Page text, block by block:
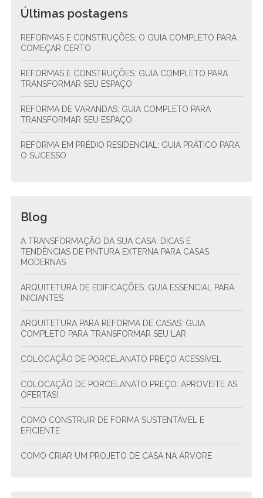
Últimas postagens
REFORMAS E CONSTRUÇÕES: O GUIA COMPLETO PARA
COMEÇAR CERTO
REFORMAS E CONSTRUÇÕES: GUIA COMPLETO PARA
TRANSFORMAR SEU ESPAÇO
REFORMA DE VARANDAS: GUIA COMPLETO PARA
TRANSFORMAR SEU ESPAÇO
REFORMA EM PRÉDIO RESIDENCIAL: GUIA PRÁTICO PARA
O SUCESSO
Blog
A TRANSFORMAÇÃO DA SUA CASA: DICAS E
TENDÊNCIAS DE PINTURA EXTERNA PARA CASAS
MODERNAS
ARQUITETURA DE EDIFICAÇÕES: GUIA ESSENCIAL PARA
INICIANTES
ARQUITETURA PARA REFORMA DE CASAS: GUIA
COMPLETO PARA TRANSFORMAR SEU LAR
COLOCAÇÃO DE PORCELANATO PREÇO ACESSÍVEL
COLOCAÇÃO DE PORCELANATO PREÇO: APROVEITE AS
OFERTAS!
COMO CONSTRUIR DE FORMA SUSTENTÁVEL E
EFICIENTE
COMO CRIAR UM PROJETO DE CASA NA ÁRVORE